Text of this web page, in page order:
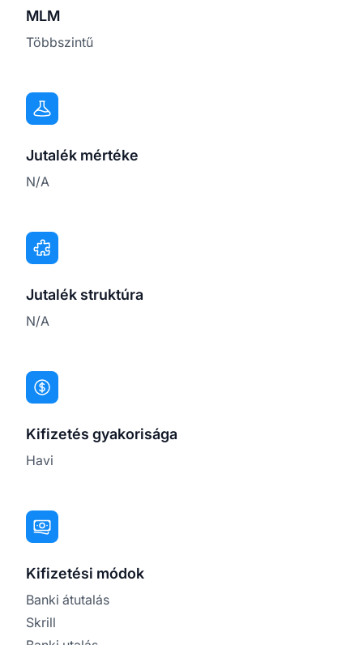
MLM
Többszintű
Jutalék mértéke
N/A
Jutalék struktúra
N/A
Kifizetés gyakorisága
Havi
Kifizetési módok
Banki átutalás
Skrill